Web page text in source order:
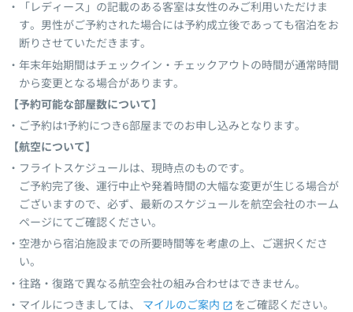
「レディース」の記載のある客室は女性のみご利用いただけま
す。男性がご予約された場合には予約成立後であっても宿泊をお
断りさせていただきます。
年末年始期間はチェックイン・チェックアウトの時間が通常時間
から変更となる場合があります。
【予約可能な部屋数について】
ご予約は1予約につき6部屋までのお申し込みとなります。
【航空について】
フライトスケジュールは、現時点のものです。
ご予約完了後、運行中止や発着時間の大幅な変更が生じる場合が
ございますので、必ず、最新のスケジュールを航空会社のホーム
ページにてご確認ください。
空港から宿泊施設までの所要時間等を考慮の上、ご選択くださ
い。
往路・復路で異なる航空会社の組み合わせはできません。
マイルにつきましては、
マイルのご案内
をご確認ください。